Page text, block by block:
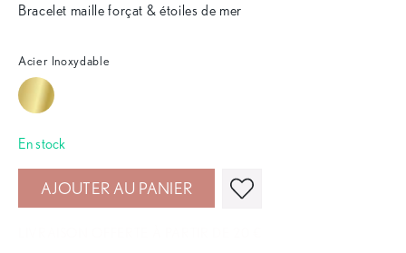
Bracelet maille forçat & étoiles de mer
Acier Inoxydable
En stock
AJOUTER AU PANIER